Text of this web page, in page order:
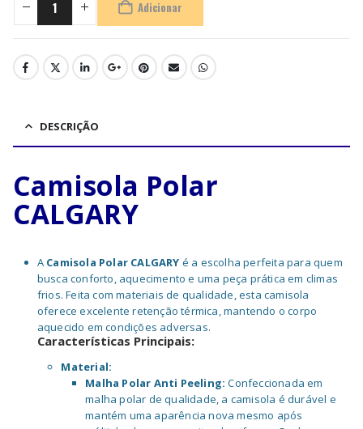
Adicionar
DESCRIÇÃO
Camisola Polar
CALGARY
A Camisola Polar CALGARY é a escolha perfeita para quem
busca conforto, aquecimento e uma peça prática em climas
frios. Feita com materiais de qualidade, esta camisola
oferece excelente retenção térmica, mantendo o corpo
aquecido em condições adversas.
Características Principais:
Material:
Malha Polar Anti Peeling: Confeccionada em
malha polar de qualidade, a camisola é durável e
mantém uma aparência nova mesmo após